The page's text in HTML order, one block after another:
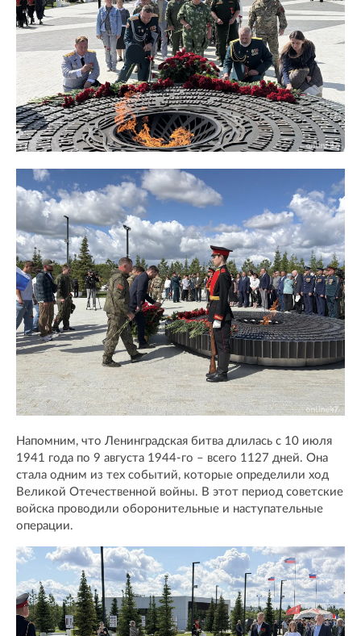
Напомним, что Ленинградская битва длилась с 10 июля
1941 года по 9 августа 1944-го – всего 1127 дней. Она
стала одним из тех событий, которые определили ход
Великой Отечественной войны. В этот период советские
войска проводили оборонительные и наступательные
операции.